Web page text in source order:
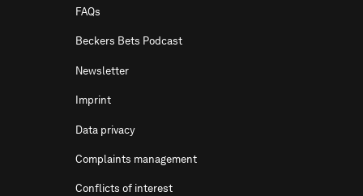
FAQs
Beckers Bets Podcast
Newsletter
Imprint
Data privacy
Complaints management
Conflicts of interest